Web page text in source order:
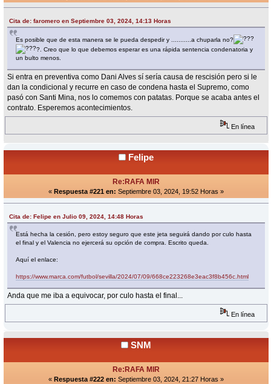
Cita de: faromero en Septiembre 03, 2024, 14:13 Horas
Es posible que de esta manera se le pueda despedir y ...........a chuparla no?
?. Creo que lo que debemos esperar es una rápida sentencia condenatoria y
un bulto menos.
Si entra en preventiva como Dani Alves sí sería causa de rescisión pero si le
dan la condicional y recurre en caso de condena hasta el Supremo, como
pasó con Santi Mina, nos lo comemos con patatas. Porque se acaba antes el
contrato. Esperemos acontecimientos.
En línea
Felipe
Re:RAFA MIR
« Respuesta #221 en: Septiembre 03, 2024, 19:52 Horas »
Cita de: Felipe en Julio 09, 2024, 14:48 Horas
Está hecha la cesión, pero estoy seguro que este jeta seguirá dando por culo hasta
el final y el Valencia no ejercerá su opción de compra. Escrito queda.
Aquí el enlace:
https://www.marca.com/futbol/sevilla/2024/07/09/668ce223268e3eac3f8b456c.html
Anda que me iba a equivocar, por culo hasta el final...
En línea
SNM
Re:RAFA MIR
« Respuesta #222 en: Septiembre 03, 2024, 21:27 Horas »